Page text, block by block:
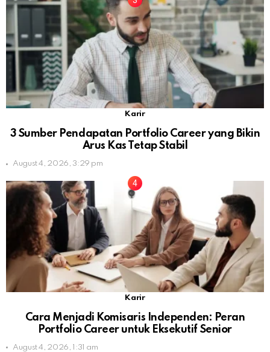
Karir
3 Sumber Pendapatan Portfolio Career yang Bikin
Arus Kas Tetap Stabil
August 4, 2026, 3:29 pm
Karir
Cara Menjadi Komisaris Independen: Peran
Portfolio Career untuk Eksekutif Senior
August 4, 2026, 1:31 am